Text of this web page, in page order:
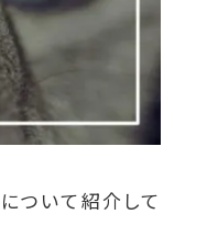
について紹介して